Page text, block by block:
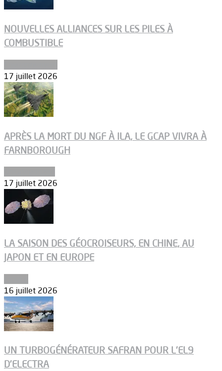
NOUVELLES ALLIANCES SUR LES PILES À
COMBUSTIBLE
17 juillet 2026
APRÈS LA MORT DU NGF À ILA, LE GCAP VIVRA À
FARNBOROUGH
17 juillet 2026
LA SAISON DES GÉOCROISEURS, EN CHINE, AU
JAPON ET EN EUROPE
16 juillet 2026
UN TURBOGÉNÉRATEUR SAFRAN POUR L’EL9
D’ELECTRA